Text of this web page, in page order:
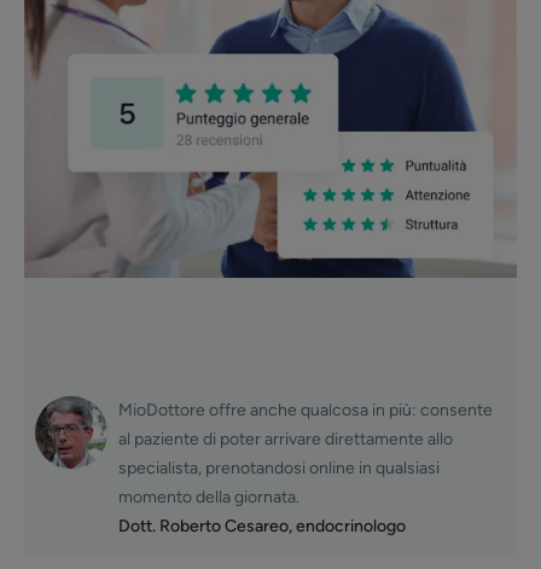
MioDottore offre anche qualcosa in più: consente
al paziente di poter arrivare direttamente allo
specialista, prenotandosi online in qualsiasi
momento della giornata.
Dott. Roberto Cesareo, endocrinologo